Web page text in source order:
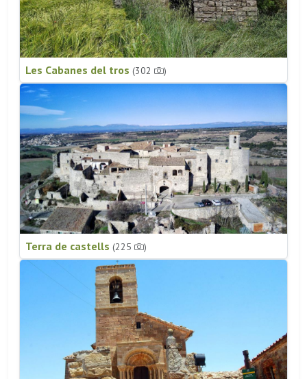
Les Cabanes del tros (302 )
Terra de castells (225 )